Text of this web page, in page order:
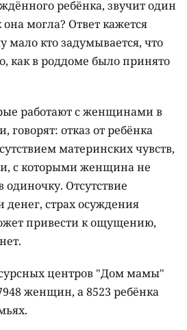
психолога и
вовремя оказанная
семью.
новость о женщине,
ребёнка, звучит один
она могла? Ответ кажется
кто задумывается, что
как в роддоме было принято
работают с женщинами в
говорят: отказ от ребёнка